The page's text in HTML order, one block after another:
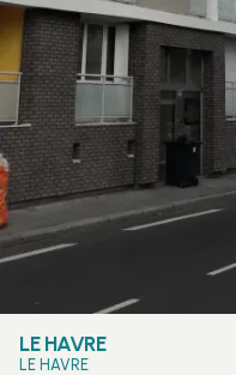
LE HAVRE
LE HAVRE